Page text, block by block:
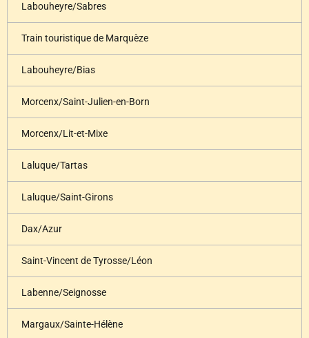
Labouheyre/Sabres
Train touristique de Marquèze
Labouheyre/Bias
Morcenx/Saint-Julien-en-Born
Morcenx/Lit-et-Mixe
Laluque/Tartas
Laluque/Saint-Girons
Dax/Azur
Saint-Vincent de Tyrosse/Léon
Labenne/Seignosse
Margaux/Sainte-Hélène